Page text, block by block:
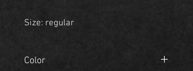
Size: regular
Color